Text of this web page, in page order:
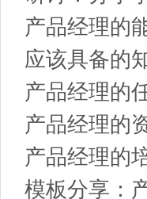
产品经理的
应该具备的
产品经理的
产品经理的
产品经理的
模板分享：